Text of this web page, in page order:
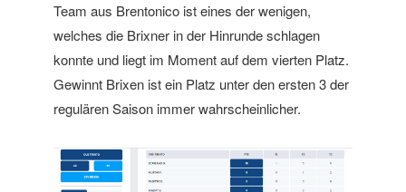
Team aus Brentonico ist eines der wenigen,
welches die Brixner in der Hinrunde schlagen
konnte und liegt im Moment auf dem vierten Platz.
Gewinnt Brixen ist ein Platz unter den ersten 3 der
regulären Saison immer wahrscheinlicher.